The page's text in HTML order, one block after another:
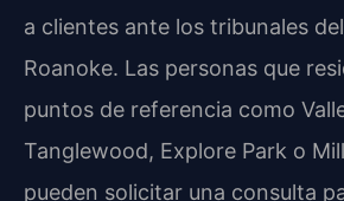
a clientes ante los tribunales
Roanoke. Las personas que
puntos de referencia como
Tanglewood, Explore Park o
pueden solicitar una consulta